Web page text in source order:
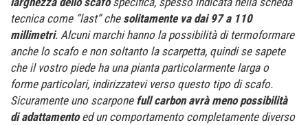
tecnica come “last” che solitamente va dai 97 a 110
millimetri. Alcuni marchi hanno la possibilità di termoformare
anche lo scafo e non soltanto la scarpetta, quindi se sapete
che il vostro piede ha una pianta particolarmente larga o
forme particolari, indirizzatevi verso questo tipo di scafo.
Sicuramente uno scarpone full carbon avrà meno possibilità
di adattamentoed un comportamento completamente diverso